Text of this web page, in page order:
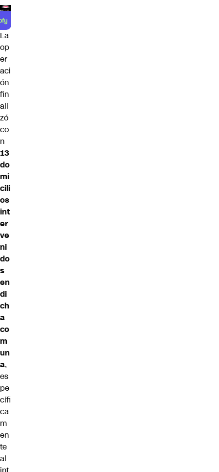
La
op
er
aci
ón
fin
ali
zó
co
n
13
do
mi
cili
os
int
er
ve
ni
do
s
en
di
ch
a
co
m
un
a,
es
pe
cífi
ca
m
en
te
al